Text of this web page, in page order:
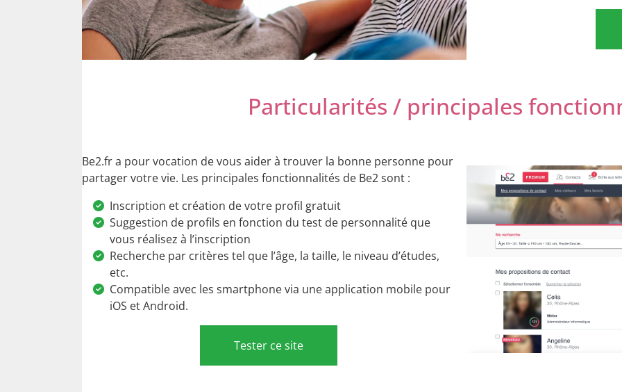
Particularités / principales
Be2.fr a pour vocation de vous aider à trouver la bonne personne pour
partager votre vie. Les principales fonctionnalités de Be2 sont :
Inscription et création de votre profil gratuit
Suggestion de profils en fonction du test de personnalité que
vous réalisez à l’inscription
Recherche par critères tel que l’âge, la taille, le niveau d’études,
etc.
Compatible avec les smartphone via une application mobile pour
iOS et Android.
Tester ce site